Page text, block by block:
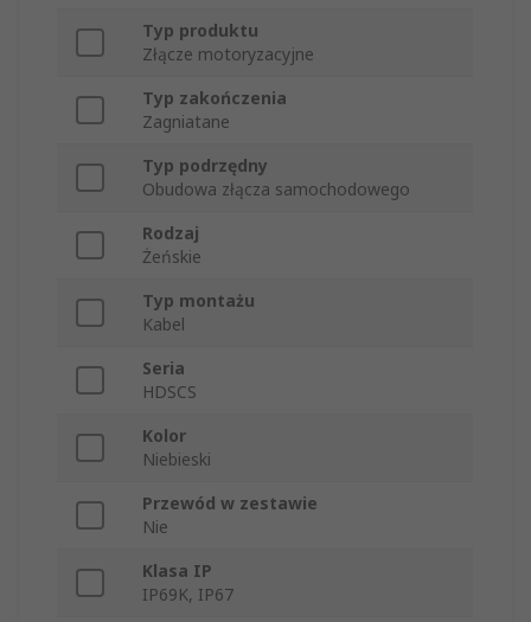
Typ produktu
Złącze motoryzacyjne
Typ zakończenia
Zagniatane
Typ podrzędny
Obudowa złącza samochodowego
Rodzaj
Żeńskie
Typ montażu
Kabel
Seria
HDSCS
Kolor
Niebieski
Przewód w zestawie
Nie
Klasa IP
IP69K, IP67